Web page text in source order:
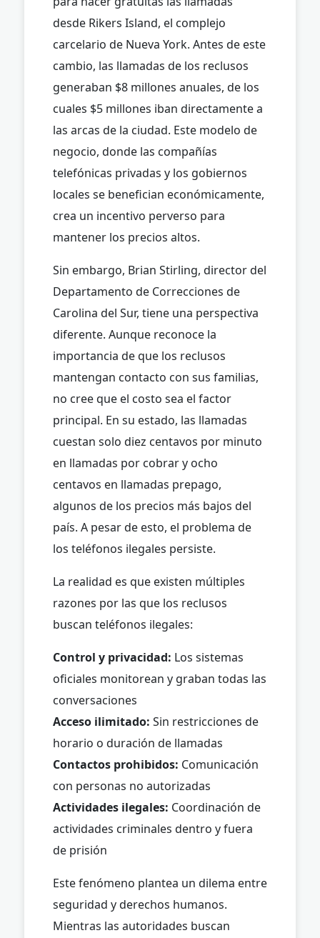
desde Rikers Island, el complejo
carcelario de Nueva York. Antes de este
cambio, las llamadas de los reclusos
generaban $8 millones anuales, de los
cuales $5 millones iban directamente a
las arcas de la ciudad. Este modelo de
negocio, donde las compañías
telefónicas privadas y los gobiernos
locales se benefician económicamente,
crea un incentivo perverso para
mantener los precios altos.
Sin embargo, Brian Stirling, director del
Departamento de Correcciones de
Carolina del Sur, tiene una perspectiva
diferente. Aunque reconoce la
importancia de que los reclusos
mantengan contacto con sus familias,
no cree que el costo sea el factor
principal. En su estado, las llamadas
cuestan solo diez centavos por minuto
en llamadas por cobrar y ocho
centavos en llamadas prepago,
algunos de los precios más bajos del
país. A pesar de esto, el problema de
los teléfonos ilegales persiste.
La realidad es que existen múltiples
razones por las que los reclusos
buscan teléfonos ilegales:
Control y privacidad: Los sistemas
oficiales monitorean y graban todas las
conversaciones
Acceso ilimitado: Sin restricciones de
horario o duración de llamadas
Contactos prohibidos: Comunicación
con personas no autorizadas
Actividades ilegales: Coordinación de
actividades criminales dentro y fuera
de prisión
Este fenómeno plantea un dilema entre
seguridad y derechos humanos.
Mientras las autoridades buscan